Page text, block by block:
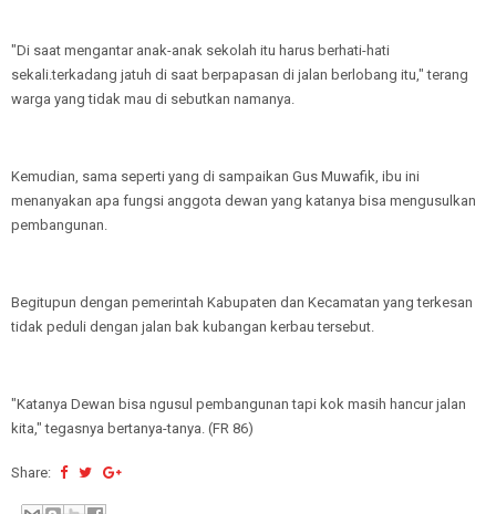
"Di saat mengantar anak-anak sekolah itu harus berhati-hati
sekali.terkadang jatuh di saat berpapasan di jalan berlobang itu," terang
warga yang tidak mau di sebutkan namanya.
Kemudian, sama seperti yang di sampaikan Gus Muwafik, ibu ini
menanyakan apa fungsi anggota dewan yang katanya bisa mengusulkan
pembangunan.
Begitupun dengan pemerintah Kabupaten dan Kecamatan yang terkesan
tidak peduli dengan jalan bak kubangan kerbau tersebut.
"Katanya Dewan bisa ngusul pembangunan tapi kok masih hancur jalan
kita," tegasnya bertanya-tanya. (FR 86)
Share: